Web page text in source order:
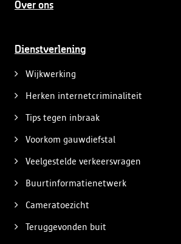
Over ons
Dienstverlening
Wijkwerking
Herken internetcriminaliteit
Tips tegen inbraak
Voorkom gauwdiefstal
Veelgestelde verkeersvragen
Buurtinformatienetwerk
Cameratoezicht
Teruggevonden buit